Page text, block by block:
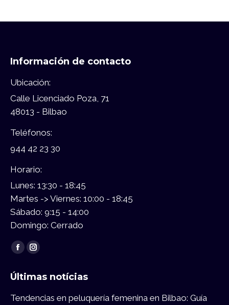
Información de contacto
Ubicación:
Calle Licenciado Poza, 71
48013 - Bilbao
Teléfonos:
944 42 23 30
Horario:
Lunes: 13:30 - 18:45
Martes -> Viernes: 10:00 - 18:45
Sábado: 9:15 - 14:00
Domingo: Cerrado
Encuéntranos en:
Facebook
opens
Instagram
opens
Últimas notícias
Tendencias en peluquería femenina en Bilbao: Guía